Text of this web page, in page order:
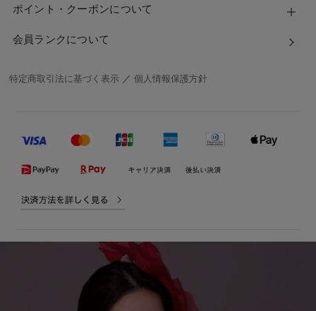
ポイント・クーポンについて
会員ランクについて
特定商取引法に基づく表示 ／個人情報保護方針